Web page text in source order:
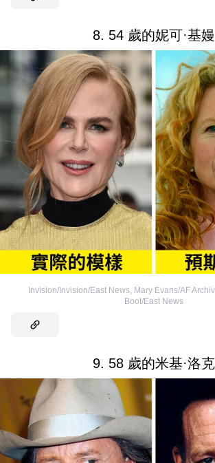
8. 54 歲的妮可·基嫚
Invision/Invision/East News Mary Evans/AF
Boot/East News
9. 58 歲的米基·洛克